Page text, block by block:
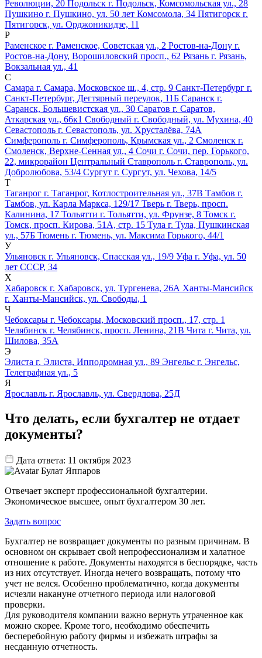
Революции, 20 Подольск г. Подольск, Комсомольская ул., 28
Пушкино г. Пушкино, ул. 50 лет Комсомола, 34 Пятигорск г.
Пятигорск, ул. Орджоникидзе, 11
Р
Раменское г. Раменское, Советская ул., 2 Ростов-на-Дону г.
Ростов-на-Дону, Ворошиловский просп., 62 Рязань г. Рязань,
Вокзальная ул., 41
С
Самара г. Самара, Московское ш., 4, стр. 9 Санкт-Петербург г.
Санкт-Петербург, Дегтярный переулок, 11Б Саранск г.
Саранск, Большевистская ул., 30 Саратов г. Саратов,
Аткарская ул., 66к1 Свободный г. Свободный, ул. Мухина, 40
Севастополь г. Севастополь, ул. Хрусталёва, 74А
Симферополь г. Симферополь, Крымская ул., 2 Смоленск г.
Смоленск, Верхне-Сенная ул., 4 Сочи г. Сочи, пер. Горького,
22, микрорайон Центральный Ставрополь г. Ставрополь, ул.
Добролюбова, 53/4 Сургут г. Сургут, ул. Чехова, 14/5
Т
Таганрог г. Таганрог, Котлостроительная ул., 37В Тамбов г.
Тамбов, ул. Карла Маркса, 129/17 Тверь г. Тверь, просп.
Калинина, 17 Тольятти г. Тольятти, ул. Фрунзе, 8 Томск г.
Томск, просп. Кирова, 51А, стр. 15 Тула г. Тула, Пушкинская
ул., 57Б Тюмень г. Тюмень, ул. Максима Горького, 44/1
У
Ульяновск г. Ульяновск, Спасская ул., 19/9 Уфа г. Уфа, ул. 50
лет СССР, 34
Х
Хабаровск г. Хабаровск, ул. Тургенева, 26А Ханты-Мансийск
г. Ханты-Мансийск, ул. Свободы, 1
Ч
Чебоксары г. Чебоксары, Московский просп., 17, стр. 1
Челябинск г. Челябинск, просп. Ленина, 21В Чита г. Чита, ул.
Шилова, 35А
Э
Элиста г. Элиста, Ипподромная ул., 89 Энгельс г. Энгельс,
Телеграфная ул., 5
Я
Ярославль г. Ярославль, ул. Свердлова, 25Д
Что делать, если бухгалтер не отдает
документы?
Дата ответа: 11 октября 2023
Булат Яппаров
Отвечает эксперт профессиональной бухгалтерии.
Экономическое высшее, опыт бухгалтером 30 лет.
Задать вопрос
Бухгалтер не возвращает документы по разным причинам. В
основном он скрывает свой непрофессионализм и халатное
отношение к работе. Документы находятся в беспорядке, часть
из них отсутствует. Иногда нечего возвращать, потому что
учет не велся. Особенно проблематично, когда документы
исчезли накануне отчетного периода или налоговой
проверки.
Для руководителя компании важно вернуть утраченное как
можно скорее. Кроме того, необходимо обеспечить
бесперебойную работу фирмы и избежать штрафы за
несданную отчетность.